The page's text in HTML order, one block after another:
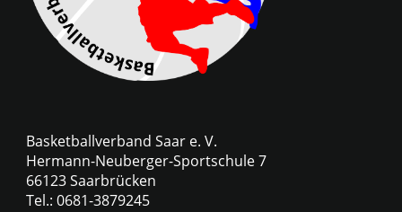
Basketballverband Saar e. V.
Hermann-Neuberger-Sportschule 7
66123 Saarbrücken
Tel.: 0681-3879245